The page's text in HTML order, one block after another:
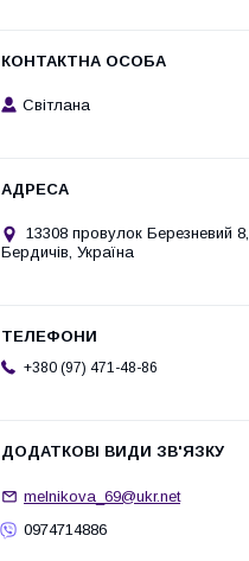
Світлана
13308 провулок Березневий 8,
Бердичів, Україна
+380 (97) 471-48-86
melnikova_69@ukr.net
0974714886